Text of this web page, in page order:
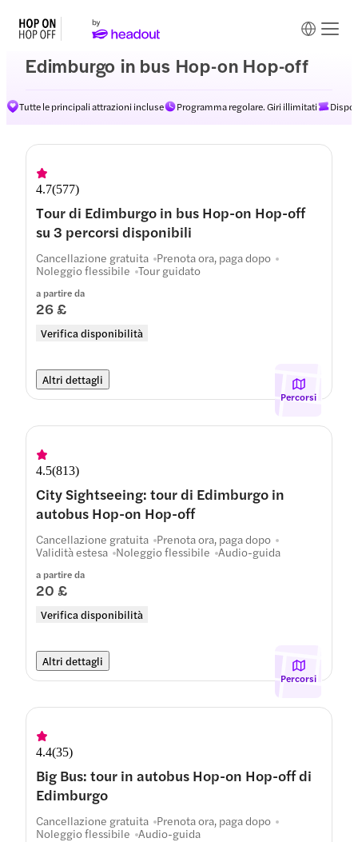
Edimburgo in bus Hop-on Hop-off
Tutte le principali attrazioni incluse Programma regolare. Giri illimitati
Percorsi
4.7(577)
Tour di Edimburgo in bus Hop-on Hop-off
su 3 percorsi disponibili
a partire da
26 £
Verifica disponibilità
Cancellazione gratuita Prenota ora, paga dopo
Noleggio flessibile Tour guidato
Altri dettagli
Percorsi
4.5(813)
City Sightseeing: tour di Edimburgo in
autobus Hop-on Hop-off
a partire da
20 £
Verifica disponibilità
Cancellazione gratuita Prenota ora, paga dopo
Validità estesa Noleggio flessibile Audio-guida
Altri dettagli
Percorsi
4.4(35)
Big Bus: tour in autobus Hop-on Hop-off di
Edimburgo
Cancellazione gratuita Prenota ora, paga dopo
Noleggio flessibile Audio-guida